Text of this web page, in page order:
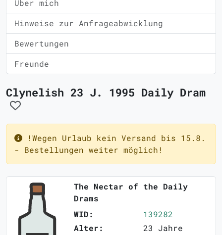
Über mich
Hinweise zur Anfrageabwicklung
Bewertungen
Freunde
Clynelish 23 J. 1995 Daily Dram
!Wegen Urlaub kein Versand bis 15.8.
- Bestellungen weiter möglich!
The Nectar of the Daily
Drams
WID:
139282
Alter:
23 Jahre